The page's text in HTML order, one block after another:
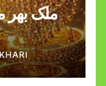
ملک بھر